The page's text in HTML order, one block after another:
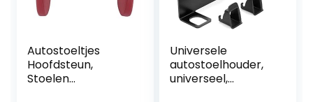
Autostoeltjes
Hoofdsteun,
Stoelen
Universele
autostoelhouder,
universeel,